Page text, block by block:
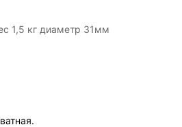
1,5 кг диаметр 31мм